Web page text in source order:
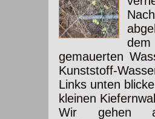
dem
gemauerten
Kunststoff-
Links unten
kleinen
Wir gehen